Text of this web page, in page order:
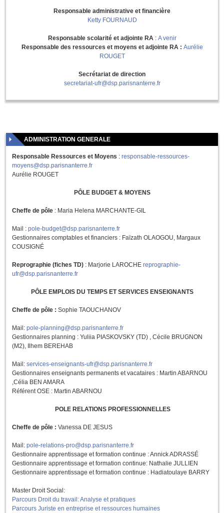
Responsable administrative et financière
Ketty FOURNAUD
Responsable scolarité et adjointe RA : A venir
Responsable des ressources et moyens et adjointe RA : Aurélie
ROUGET
Secrétariat de direction
secretariat-ufr@dsp.parisnanterre.fr
ADMINISTRATION GENERALE
Responsable Ressources et Moyens : responsable-ressources-
moyens@dsp.parisnanterre.fr
Aurélie ROUGET
PÔLE BUDGET & MOYENS
Cheffe de pôle : Maria Helena MARCHANTE-GIL
Mail : pole-budget@dsp.parisnanterre.fr
Gestionnaires comptables et financiers : Faïzath OLAOGOU, Margaux
COUSIGNÉ
Reprographie (fiches TD) : Marjorie LAROCHE reprographie-
ufr@dsp.parisnanterre.fr
PÔLE EMPLOIS DU TEMPS ET SERVICES ENSEIGNANTS
Cheffe de pôle : Sophie TAOUCHANOV
Mail: pole-planning@dsp.parisnanterre.fr
Gestionnaires planning : Yuliia PIASKOVSKY (TD) , Cécile BRUGNON
(M2), Ilhem BEREHAB
Mail: services-enseignants-ufr@dsp.parisnanterre.fr
Gestionnaires enseignants permanents et vacataires : Martin ABARNOU
,Célia BEN AMARA
Référent OSE : Martin ABARNOU
POLE RELATIONS PROFESSIONNELLES
Cheffe de pôle : Vanessa DE JESUS
Mail: pole-relations-pro@dsp.parisnanterre.fr
Gestionnaire apprentissage et formation continue : Annick ADRASSÉ
Gestionnaire apprentissage et formation continue: Nathalie JULLIEN
Gestionnaire apprentissage et formation continue : Hadiatoulaye BARRY
Master Droit Social:
Parcours Droit du travail: Analyse et pratiques
Parcours Juriste en entreprise et ressources humaines